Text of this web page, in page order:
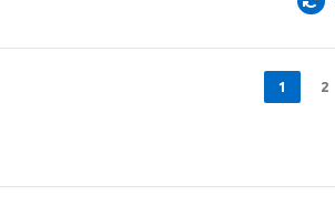
1 2